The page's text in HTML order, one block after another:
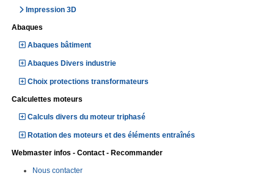
Impression 3D
Abaques
Abaques bâtiment
Abaques Divers industrie
Choix protections transformateurs
Calculettes moteurs
Calculs divers du moteur triphasé
Rotation des moteurs et des éléments entraînés
Webmaster infos - Contact - Recommander
Nous contacter